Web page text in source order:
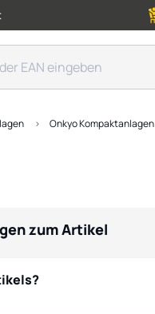
Onkyo Kompaktanlagen
zum Artikel